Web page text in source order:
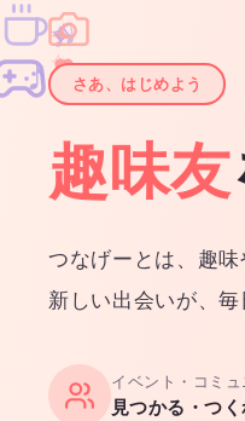
✦
✦
✧
✧
♪
♫
さあ、はじめよう
趣味友
つなげーとは、趣
新しい出会いが、毎
イベント・コミ
見つかる・つ